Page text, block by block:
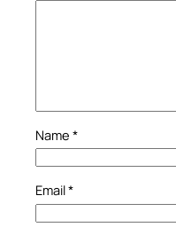
Name *
Email*